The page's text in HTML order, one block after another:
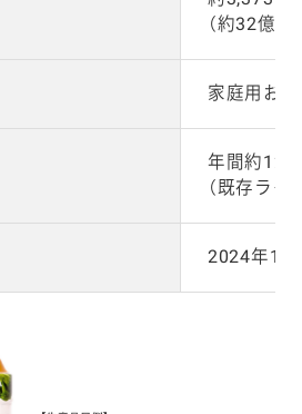
（約32億
家庭用お
年間約
（既存ラ
2024年11